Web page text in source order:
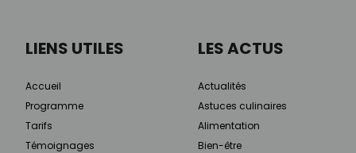
LIENS UTILES
Accueil
Programme
Tarifs
Témoignages
LES ACTUS
Actualités
Astuces culinaires
Alimentation
Bien-être